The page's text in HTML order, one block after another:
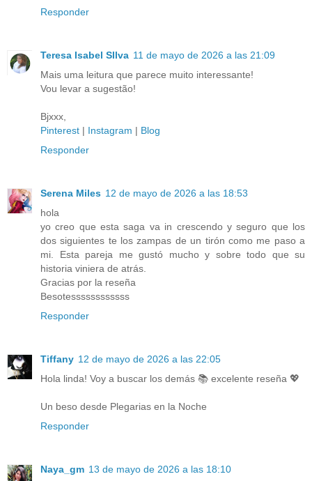
Responder
Teresa Isabel SIlva 11 de mayo de 2026 a las 21:09
Mais uma leitura que parece muito interessante!
Vou levar a sugestão!
Bjxxx,
Pinterest | Instagram | Blog
Responder
Serena Miles 12 de mayo de 2026 a las 18:53
hola
yo creo que esta saga va in crescendo y seguro que los
dos siguientes te los zampas de un tirón como me paso a
mi. Esta pareja me gustó mucho y sobre todo que su
historia viniera de atrás.
Gracias por la reseña
Besotessssssssssss
Responder
Tiffany 12 de mayo de 2026 a las 22:05
Hola linda! Voy a buscar los demás 📚 excelente reseña 💖
Un beso desde Plegarias en la Noche
Responder
Naya_gm 13 de mayo de 2026 a las 18:10